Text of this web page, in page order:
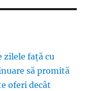
zilele față cu
să promită
oferi decât